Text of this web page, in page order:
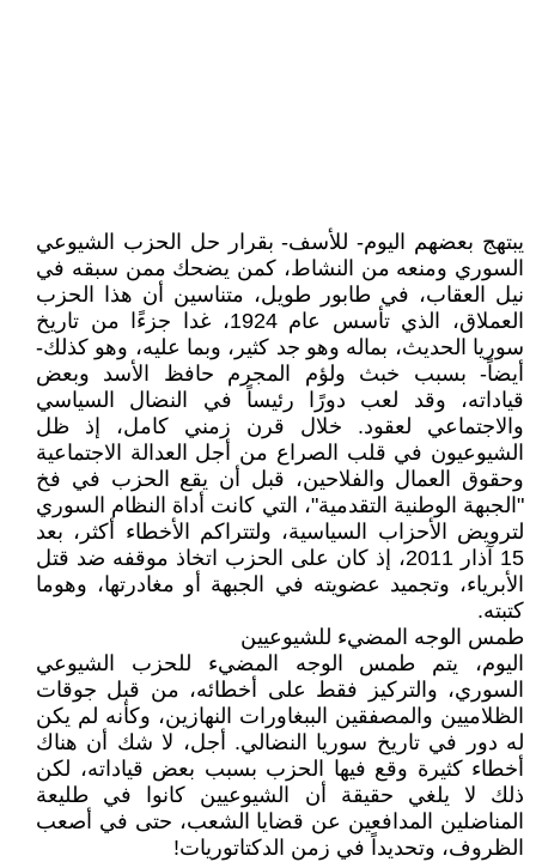
يبتهج بعضهم اليوم- للأسف- بقرار حل الحزب الشيوعي
السوري ومنعه من النشاط، كمن يضحك ممن سبقه في
نيل العقاب، في طابور طويل، متناسين أن هذا الحزب
العملاق، الذي تأسس عام 1924، غدا جزءًا من تاريخ
سوريا الحديث، بماله وهو جد كثير، وبما عليه، وهو كذلك-
أيضاً- بسبب خبث ولؤم المجرم حافظ الأسد وبعض
قياداته، وقد لعب دورًا رئيساً في النضال السياسي
والاجتماعي لعقود. خلال قرن زمني كامل، إذ ظل
الشيوعيون في قلب الصراع من أجل العدالة الاجتماعية
وحقوق العمال والفلاحين، قبل أن يقع الحزب في فخ
"الجبهة الوطنية التقدمية"، التي كانت أداة النظام السوري
لترويض الأحزاب السياسية، ولتتراكم الأخطاء أكثر، بعد
15 آذار 2011، إذ كان على الحزب اتخاذ موقفه ضد قتل
الأبرياء، وتجميد عضويته في الجبهة أو مغادرتها، وهوما
كتبته.
طمس الوجه المضيء للشيوعيين
اليوم، يتم طمس الوجه المضيء للحزب الشيوعي
السوري، والتركيز فقط على أخطائه، من قبل جوقات
الظلاميين والمصفقين الببغاورات النهازين، وكأنه لم يكن
له دور في تاريخ سوريا النضالي. أجل، لا شك أن هناك
أخطاء كثيرة وقع فيها الحزب بسبب بعض قياداته، لكن
ذلك لا يلغي حقيقة أن الشيوعيين كانوا في طليعة
المناضلين المدافعين عن قضايا الشعب، حتى في أصعب
الظروف، وتحديداً في زمن الدكتاتوريات!